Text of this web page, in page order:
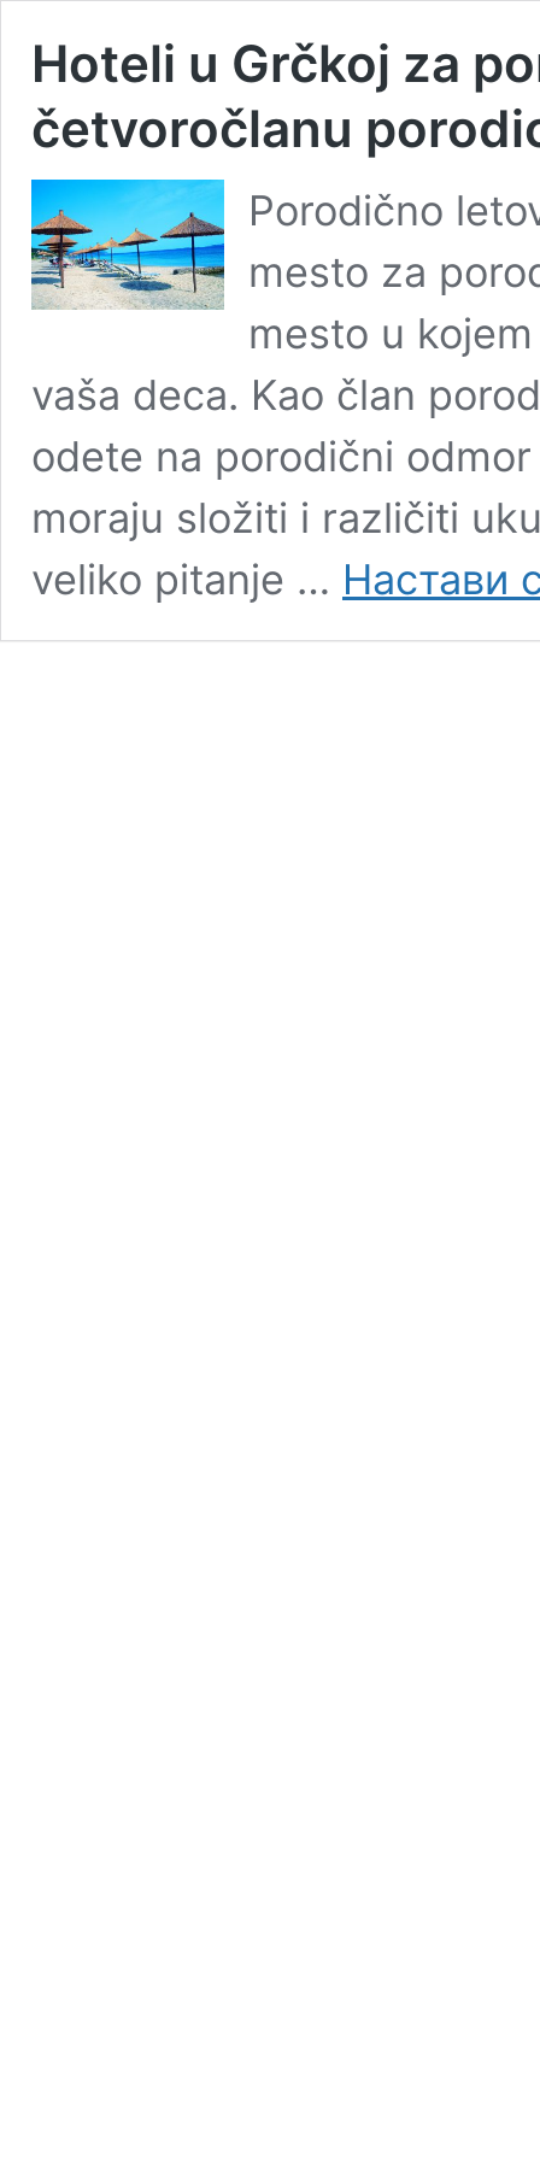
Hoteli u Grčkoj za
četvoročlanu
Porodično
mesto za
mesto u
vaša deca. Kao član
odete na porodični
moraju složiti i različiti
veliko pitanje … Настави